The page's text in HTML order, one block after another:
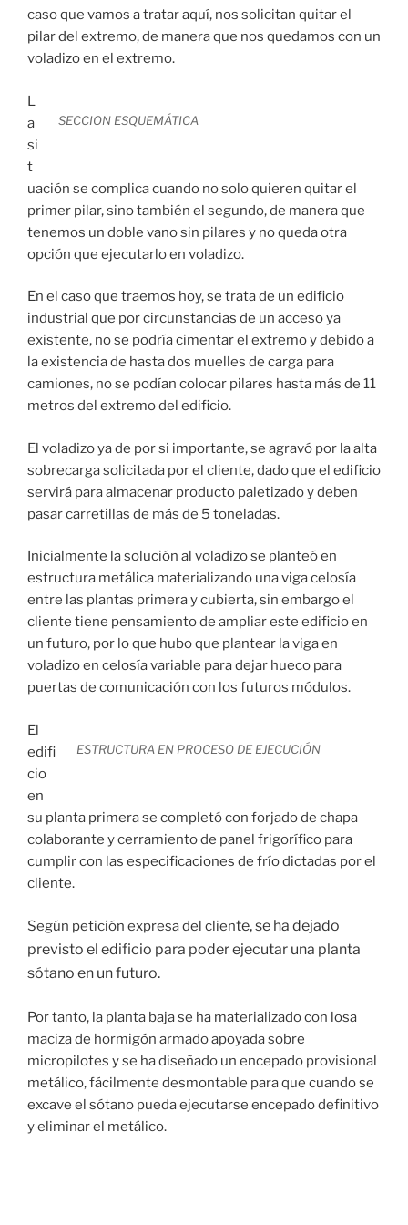
caso que vamos a tratar aquí, nos solicitan quitar el
pilar del extremo, de manera que nos quedamos con un
voladizo en el extremo.
SECCION ESQUEMÁTICA
L
a
si
t
uación se complica cuando no solo quieren quitar el
primer pilar, sino también el segundo, de manera que
tenemos un doble vano sin pilares y no queda otra
opción que ejecutarlo en voladizo.
En el caso que traemos hoy, se trata de un edificio
industrial que por circunstancias de un acceso ya
existente, no se podría cimentar el extremo y debido a
la existencia de hasta dos muelles de carga para
camiones, no se podían colocar pilares hasta más de 11
metros del extremo del edificio.
El voladizo ya de por si importante, se agravó por la alta
sobrecarga solicitada por el cliente, dado que el edificio
servirá para almacenar producto paletizado y deben
pasar carretillas de más de 5 toneladas.
Inicialmente la solución al voladizo se planteó en
estructura metálica materializando una viga celosía
entre las plantas primera y cubierta, sin embargo el
cliente tiene pensamiento de ampliar este edificio en
un futuro, por lo que hubo que plantear la viga en
voladizo en celosía variable para dejar hueco para
puertas de comunicación con los futuros módulos.
ESTRUCTURA EN PROCESO DE EJECUCIÓN
El
edifi
cio
en
su planta primera se completó con forjado de chapa
colaborante y cerramiento de panel frigorífico para
cumplir con las especificaciones de frío dictadas por el
cliente.
Según petición expresa del cliente, se ha dejado
previsto el edificio para poder ejecutar una planta
sótano en un futuro.
Por tanto, la planta baja se ha materializado con losa
maciza de hormigón armado apoyada sobre
micropilotes y se ha diseñado un encepado provisional
metálico, fácilmente desmontable para que cuando se
excave el sótano pueda ejecutarse encepado definitivo
y eliminar el metálico.